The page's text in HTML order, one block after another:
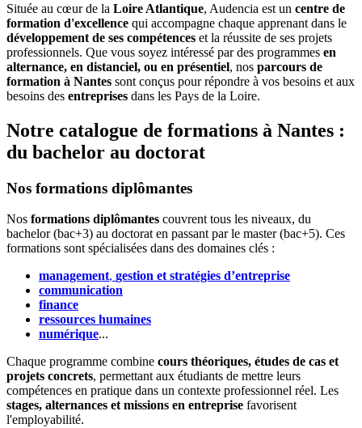
Située au cœur de la Loire Atlantique, Audencia est un centre de
formation d'excellence qui accompagne chaque apprenant dans le
développement de ses compétences et la réussite de ses projets
professionnels. Que vous soyez intéressé par des programmes en
alternance, en distanciel, ou en présentiel, nos parcours de
formation à Nantes sont conçus pour répondre à vos besoins et aux
besoins des entreprises dans les Pays de la Loire.
Notre catalogue de formations à Nantes :
du bachelor au doctorat
Nos formations diplômantes
Nos formations diplômantes couvrent tous les niveaux, du
bachelor (bac+3) au doctorat en passant par le master (bac+5). Ces
formations sont spécialisées dans des domaines clés :
management, gestion et stratégies d’entreprise
communication
finance
ressources humaines
numérique...
Chaque programme combine cours théoriques, études de cas et
projets concrets, permettant aux étudiants de mettre leurs
compétences en pratique dans un contexte professionnel réel. Les
stages, alternances et missions en entreprise favorisent
l'employabilité.